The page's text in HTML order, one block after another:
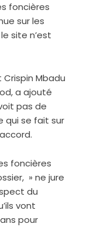
foncières
sur les
site n’est
Mbadu
a ajouté
pas de
qui se fait sur
foncières
» ne jure
du
vont
pour